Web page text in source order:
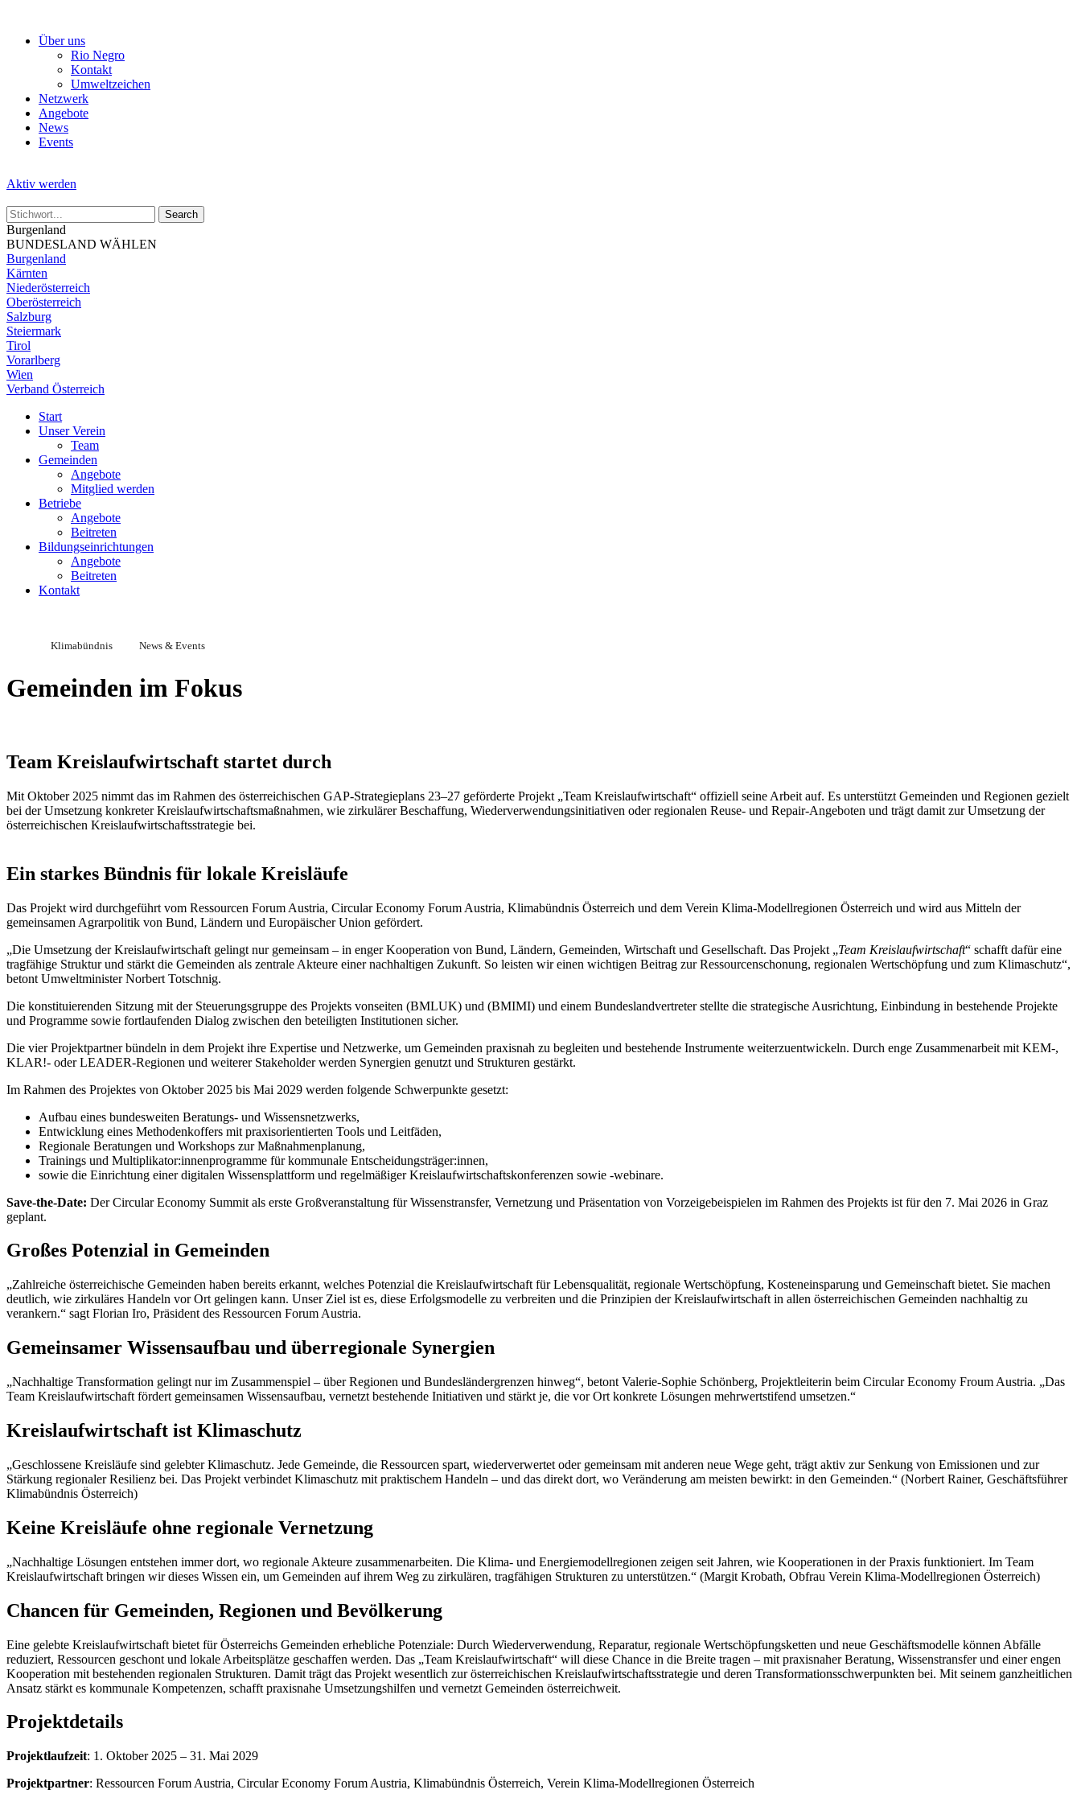
Über uns
Rio Negro
Kontakt
Umweltzeichen
Netzwerk
Angebote
News
Events
Aktiv werden
Burgenland
BUNDESLAND WÄHLEN
Burgenland
Kärnten
Niederösterreich
Oberösterreich
Salzburg
Steiermark
Tirol
Vorarlberg
Wien
Verband Österreich
Start
Unser Verein
Team
Gemeinden
Angebote
Mitglied werden
Betriebe
Angebote
Beitreten
Bildungseinrichtungen
Angebote
Beitreten
Kontakt
Klimabündnis News & Events
Gemeinden im Fokus
Team Kreislaufwirtschaft startet durch
Mit Oktober 2025 nimmt das im Rahmen des österreichischen GAP-Strategieplans 23–27 geförderte Projekt „Team Kreislaufwirtschaft“ offiziell seine Arbeit auf. Es unterstützt Gemeinden und Regionen gezielt
bei der Umsetzung konkreter Kreislaufwirtschaftsmaßnahmen, wie zirkulärer Beschaffung, Wiederverwendungsinitiativen oder regionalen Reuse- und Repair-Angeboten und trägt damit zur Umsetzung der
österreichischen Kreislaufwirtschaftsstrategie bei.
Ein starkes Bündnis für lokale Kreisläufe
Das Projekt wird durchgeführt vom Ressourcen Forum Austria, Circular Economy Forum Austria, Klimabündnis Österreich und dem Verein Klima-Modellregionen Österreich und wird aus Mitteln der
gemeinsamen Agrarpolitik von Bund, Ländern und Europäischer Union gefördert.
„Die Umsetzung der Kreislaufwirtschaft gelingt nur gemeinsam – in enger Kooperation von Bund, Ländern, Gemeinden, Wirtschaft und Gesellschaft. Das Projekt „Team Kreislaufwirtschaft“ schafft dafür eine
tragfähige Struktur und stärkt die Gemeinden als zentrale Akteure einer nachhaltigen Zukunft. So leisten wir einen wichtigen Beitrag zur Ressourcenschonung, regionalen Wertschöpfung und zum Klimaschutz“,
betont Umweltminister Norbert Totschnig.
Die konstituierenden Sitzung mit der Steuerungsgruppe des Projekts vonseiten (BMLUK) und (BMIMI) und einem Bundeslandvertreter stellte die strategische Ausrichtung, Einbindung in bestehende Projekte
und Programme sowie fortlaufenden Dialog zwischen den beteiligten Institutionen sicher.
Die vier Projektpartner bündeln in dem Projekt ihre Expertise und Netzwerke, um Gemeinden praxisnah zu begleiten und bestehende Instrumente weiterzuentwickeln. Durch enge Zusammenarbeit mit KEM-,
KLAR!- oder LEADER-Regionen und weiterer Stakeholder werden Synergien genutzt und Strukturen gestärkt.
Im Rahmen des Projektes von Oktober 2025 bis Mai 2029 werden folgende Schwerpunkte gesetzt:
Aufbau eines bundesweiten Beratungs- und Wissensnetzwerks,
Entwicklung eines Methodenkoffers mit praxisorientierten Tools und Leitfäden,
Regionale Beratungen und Workshops zur Maßnahmenplanung,
Trainings und Multiplikator:innenprogramme für kommunale Entscheidungsträger:innen,
sowie die Einrichtung einer digitalen Wissensplattform und regelmäßiger Kreislaufwirtschaftskonferenzen sowie -webinare.
Save-the-Date: Der Circular Economy Summit als erste Großveranstaltung für Wissenstransfer, Vernetzung und Präsentation von Vorzeigebeispielen im Rahmen des Projekts ist für den 7. Mai 2026 in Graz
geplant.
Großes Potenzial in Gemeinden
„Zahlreiche österreichische Gemeinden haben bereits erkannt, welches Potenzial die Kreislaufwirtschaft für Lebensqualität, regionale Wertschöpfung, Kosteneinsparung und Gemeinschaft bietet. Sie machen
deutlich, wie zirkuläres Handeln vor Ort gelingen kann. Unser Ziel ist es, diese Erfolgsmodelle zu verbreiten und die Prinzipien der Kreislaufwirtschaft in allen österreichischen Gemeinden nachhaltig zu
verankern.“ sagt Florian Iro, Präsident des Ressourcen Forum Austria.
Gemeinsamer Wissensaufbau und überregionale Synergien
„Nachhaltige Transformation gelingt nur im Zusammenspiel – über Regionen und Bundesländergrenzen hinweg“, betont Valerie-Sophie Schönberg, Projektleiterin beim Circular Economy Froum Austria. „Das
Team Kreislaufwirtschaft fördert gemeinsamen Wissensaufbau, vernetzt bestehende Initiativen und stärkt je, die vor Ort konkrete Lösungen mehrwertstifend umsetzen.“
Kreislaufwirtschaft ist Klimaschutz
„Geschlossene Kreisläufe sind gelebter Klimaschutz. Jede Gemeinde, die Ressourcen spart, wiederverwertet oder gemeinsam mit anderen neue Wege geht, trägt aktiv zur Senkung von Emissionen und zur
Stärkung regionaler Resilienz bei. Das Projekt verbindet Klimaschutz mit praktischem Handeln – und das direkt dort, wo Veränderung am meisten bewirkt: in den Gemeinden.“ (Norbert Rainer, Geschäftsführer
Klimabündnis Österreich)
Keine Kreisläufe ohne regionale Vernetzung
„Nachhaltige Lösungen entstehen immer dort, wo regionale Akteure zusammenarbeiten. Die Klima- und Energiemodellregionen zeigen seit Jahren, wie Kooperationen in der Praxis funktioniert. Im Team
Kreislaufwirtschaft bringen wir dieses Wissen ein, um Gemeinden auf ihrem Weg zu zirkulären, tragfähigen Strukturen zu unterstützen.“ (Margit Krobath, Obfrau Verein Klima-Modellregionen Österreich)
Chancen für Gemeinden, Regionen und Bevölkerung
Eine gelebte Kreislaufwirtschaft bietet für Österreichs Gemeinden erhebliche Potenziale: Durch Wiederverwendung, Reparatur, regionale Wertschöpfungsketten und neue Geschäftsmodelle können Abfälle
reduziert, Ressourcen geschont und lokale Arbeitsplätze geschaffen werden. Das „Team Kreislaufwirtschaft“ will diese Chance in die Breite tragen – mit praxisnaher Beratung, Wissenstransfer und einer engen
Kooperation mit bestehenden regionalen Strukturen. Damit trägt das Projekt wesentlich zur österreichischen Kreislaufwirtschaftsstrategie und deren Transformationsschwerpunkten bei. Mit seinem ganzheitlichen
Ansatz stärkt es kommunale Kompetenzen, schafft praxisnahe Umsetzungshilfen und vernetzt Gemeinden österreichweit.
Projektdetails
Projektlaufzeit: 1. Oktober 2025 – 31. Mai 2029
Projektpartner: Ressourcen Forum Austria, Circular Economy Forum Austria, Klimabündnis Österreich, Verein Klima-Modellregionen Österreich